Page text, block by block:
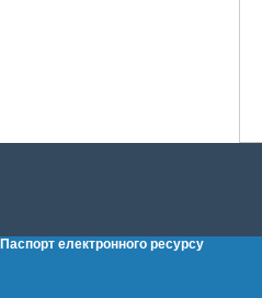
Паспорт електронного ресурсу